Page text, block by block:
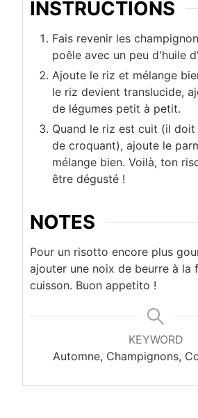
INSTRUCTIONS
Fais revenir les
poêle avec un peu d'huile
Ajoute le riz et mélange
le riz devient translucide,
de légumes petit à petit.
Quand le riz est cuit (il doit
de croquant), ajoute le
mélange bien. Voilà, ton
être dégusté !
NOTES
Pour un risotto encore plus
ajouter une noix de beurre à la
cuisson. Buon appetito !
KEYWORD
Automne, Champignons,